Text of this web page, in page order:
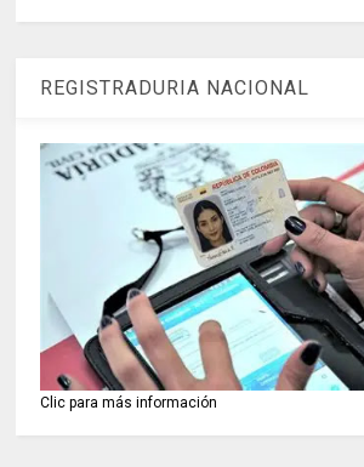
REGISTRADURIA NACIONAL
Clic para más información